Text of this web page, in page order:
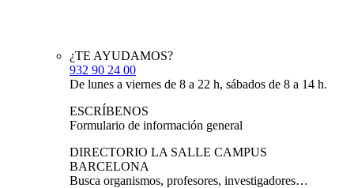
¿TE AYUDAMOS?
932 90 24 00
De lunes a viernes de 8 a 22 h, sábados de 8 a 14 h.
ESCRÍBENOS
Formulario de información general
DIRECTORIO LA SALLE CAMPUS
BARCELONA
Busca organismos, profesores, investigadores…